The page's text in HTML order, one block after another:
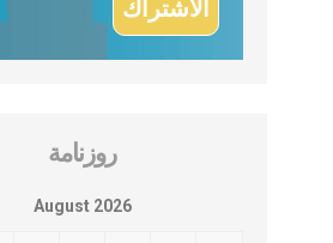
روزنامة
August 2026